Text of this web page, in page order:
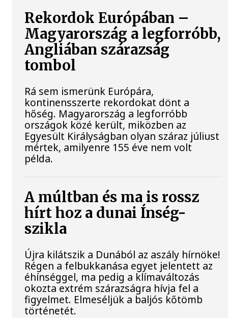
Rekordok Európában –
Magyarország a legforróbb,
Angliában szárazság
tombol
Rá sem ismerünk Európára,
kontinensszerte rekordokat dönt a
hőség. Magyarország a legforróbb
országok közé került, miközben az
Egyesült Királyságban olyan száraz júliust
mértek, amilyenre 155 éve nem volt
példa.
A múltban és ma is rossz
hírt hoz a dunai Ínség-
szikla
Újra kilátszik a Dunából az aszály hírnöke!
Régen a felbukkanása egyet jelentett az
éhínséggel, ma pedig a klímaváltozás
okozta extrém szárazságra hívja fel a
figyelmet. Elmeséljük a baljós kőtömb
történetét.